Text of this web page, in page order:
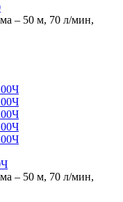
– 50 м, 70 л/мин,
– 50 м, 70 л/мин,